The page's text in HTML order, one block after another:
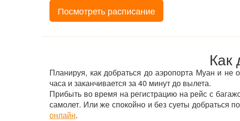
Посмотреть расписание
Как
Планируя, как добраться до аэропорта Муан и не
часа и заканчивается за 40 минут до вылета.
Прибыть во время на регистрацию на рейс с
самолет. Или же спокойно и без суеты добраться
онлайн.